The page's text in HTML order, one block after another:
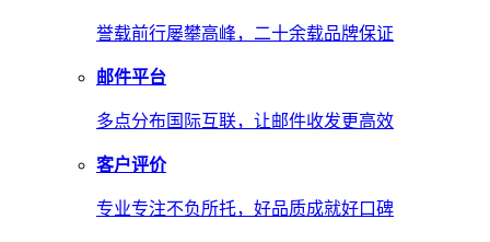
誉载前行屡攀高峰，二十余载品牌保证
邮件平台
多点分布国际互联，让邮件收发更高效
客户评价
专业专注不负所托，好品质成就好口碑